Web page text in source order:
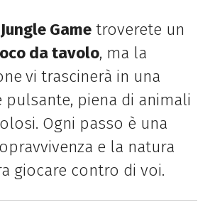
Gametroverete un
da tavolo, ma la
vi trascinerà in una
pulsante, piena di animali
Ogni passo è una
e la natura
giocare contro di voi.